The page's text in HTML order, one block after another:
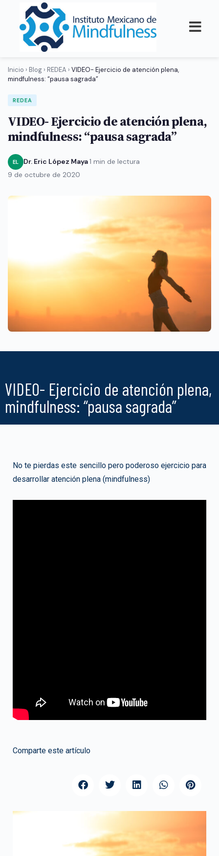
Inicio › Blog › REDEA › VIDEO- Ejercicio de atención plena,
mindfulness: “pausa sagrada”
REDEA
VIDEO- Ejercicio de atención plena,
mindfulness: “pausa sagrada”
EL Dr. Eric López Maya1 min de lectura
9 de octubre de 2020
VIDEO- Ejercicio de atención plena,
mindfulness: “pausa sagrada”
No te pierdas este sencillo pero poderoso ejercicio para
desarrollar atención plena (mindfulness)
Comparte este artículo